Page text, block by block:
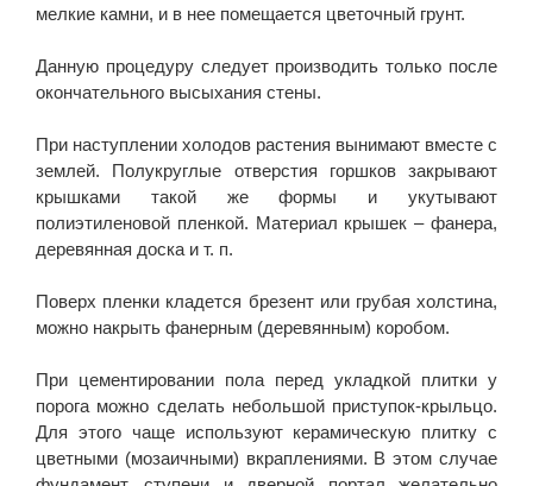
мелкие камни, и в нее помещается цветочный грунт.
Данную процедуру следует производить только после
окончательного высыхания стены.
При наступлении холодов растения вынимают вместе с
землей. Полукруглые отверстия горшков закрывают
крышками такой же формы и укутывают
полиэтиленовой пленкой. Материал крышек – фанера,
деревянная доска и т. п.
Поверх пленки кладется брезент или грубая холстина,
можно накрыть фанерным (деревянным) коробом.
При цементировании пола перед укладкой плитки у
порога можно сделать небольшой приступок-крыльцо.
Для этого чаще используют керамическую плитку с
цветными (мозаичными) вкраплениями. В этом случае